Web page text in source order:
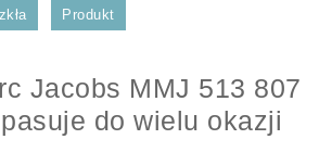
Produkt
Jacobs MMJ 513 807
do wielu okazji